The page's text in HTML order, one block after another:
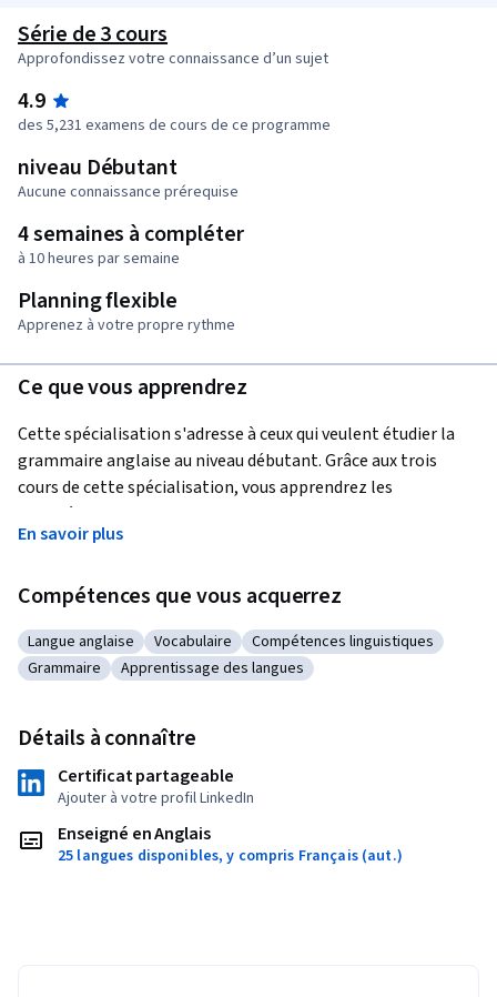
Série de 3 cours
Approfondissez votre connaissance d’un sujet
4.9
des 5,231 examens de cours de ce programme
niveau Débutant
Aucune connaissance prérequise
4 semaines à compléter
à 10 heures par semaine
Planning flexible
Apprenez à votre propre rythme
Ce que vous apprendrez
Cette spécialisation s'adresse à ceux qui veulent étudier la
grammaire anglaise au niveau débutant. Grâce aux trois
cours de cette spécialisation, vous apprendrez les
caractéristiques fondamentales de la grammaire anglaise
telles que la forme des mots, le temps des verbes et la
puissiez commencer votre apprentissage de l'anglais sur la
Projet d'apprentissage appliqué
grammaticaux qu'ils ont appris après chaque leçon pour
réaliseront des activités pour s'entraîner à utiliser l'anglais
discours.
En savoir plus
Compétences que vous acquerrez
Catégorie : Langue anglaise
Langue anglaise Catégorie : Vocabulaire
Vocabulaire Catégorie : Compétences
Compétences linguistiques
Catégorie : Grammaire
Grammaire Catégorie : Apprentissage des langues
Apprentissage des langues
Détails à connaître
Certificat partageable
Ajouter à votre profil LinkedIn
Enseigné en Anglais
25 langues disponibles, y compris Français (aut.)